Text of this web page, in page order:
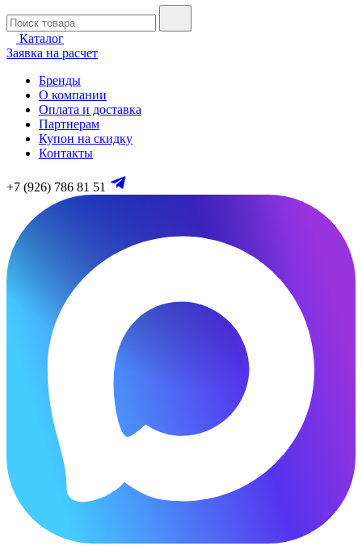
Каталог
Заявка на расчет
Бренды
О компании
Оплата и доставка
Партнерам
Купон на скидку
Контакты
+7 (926) 786 81 51